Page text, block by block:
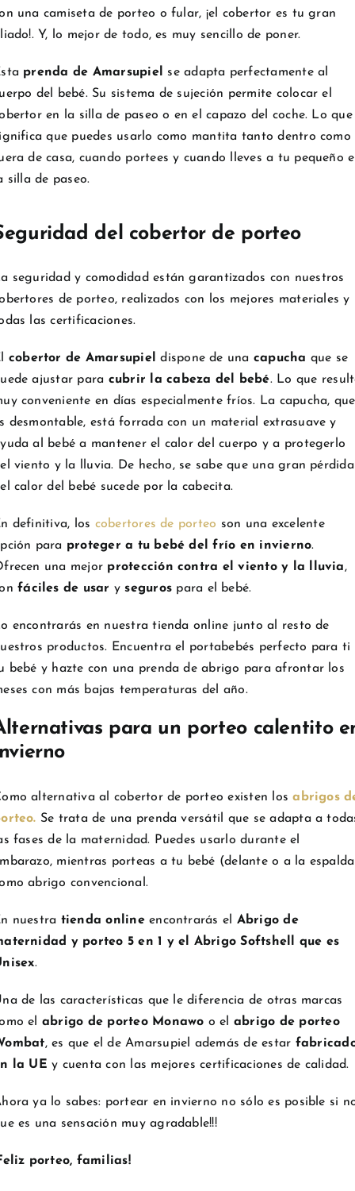
una camiseta de porteo o fular, ¡el cobertor es tu gran
Y, lo mejor de todo, es muy sencillo de poner.
prenda de Amarsupiel
se adapta perfectamente al
del bebé. Su sistema de sujeción permite colocar el
en la silla de paseo o en el capazo del coche. Lo que
que puedes usarlo como mantita tanto dentro como
de casa, cuando portees y cuando lleves a tu pequeño
silla de paseo.
del cobertor de porteo
seguridad y comodidad están garantizados con nuestros
de porteo, realizados con los mejores materiales y
las certificaciones.
cobertor de Amarsupiel dispone de una capucha que se
ajustar para cubrir la cabeza del bebé. Lo que
conveniente en días especialmente fríos. La capucha, que
desmontable, está forrada con un material extrasuave y
al bebé a mantener el calor del cuerpo y a protegerlo
viento y la lluvia. De hecho, se sabe que una gran pérdida
calor del bebé sucede por la cabecita.
definitiva, los cobertores de porteo son una excelente
para proteger a tu bebé del frío en invierno.
una mejor protección contra el viento y la lluvia,
fáciles de usar yseguros para el bebé.
encontrarás en nuestra tienda online junto al resto de
productos. Encuentra el portabebés perfecto para ti
bebé y hazte con una prenda de abrigo para afrontar los
con más bajas temperaturas del año.
para un porteo calentito
alternativa al cobertor de porteo existen losabrigos
Se trata de una prenda versátil que se adapta a
fases de la maternidad. Puedes usarlo durante el
mientras porteas a tu bebé (delante o a la
abrigo convencional.
nuestra tienda onlineencontrarás el
Abrigo de
y porteo 5 en 1 y el Abrigo Softshell que es
.
de las características que le diferencia de otras marcas
el abrigo de porteo Monawo o el abrigo de porteo
, es que el de Amarsupiel además de estar
la UE y cuenta con las mejores certificaciones de calidad.
ya lo sabes: portear en invierno no sólo es posible si
es una sensación muy agradable!!!
porteo, familias!